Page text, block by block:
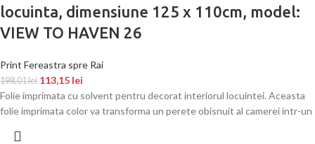
locuinta, dimensiune 125 x 110cm, model:
VIEW TO HAVEN 26
Print Fereastra spre Rai
198,01lei 113,15 lei
Folie imprimata cu solvent pentru decorat interiorul locuintei. Aceasta
folie imprimata color va transforma un perete obisnuit al camerei intr-un